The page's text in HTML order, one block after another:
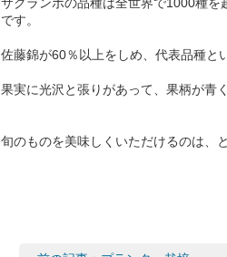
サクランボの品種は全世界で1000種を
です。
佐藤錦が60％以上をしめ、代表品種と
果実に光沢と張りがあって、果柄が青
旬のものを美味しくいただけるのは、